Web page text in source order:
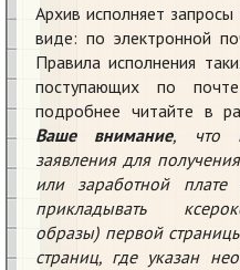
Архив исполняет
виде: по электронной
Правила исполнения
поступающих по
подробнее читайте в
Ваше внимание, что
заявления для
или заработной
прикладывать
образы) первой
страниц, где указан